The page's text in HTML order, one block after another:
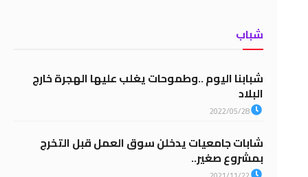
شباب
شبابنا اليوم ..وطموحات يغلب عليها الهجرة خارج
البلاد
2022/05/28
شابات جامعيات يدخلن سوق العمل قبل التخرج
بمشروع صغير..